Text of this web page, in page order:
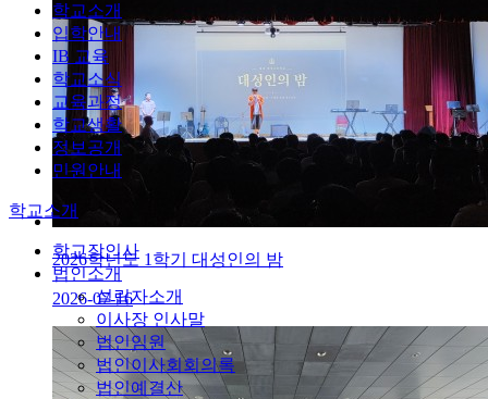
학교소개
입학안내
IB 교육
학교소식
교육과정
학교생활
정보공개
민원안내
학교소개
학교장인사
법인소개
설립자소개
이사장 인사말
법인임원
법인이사회회의록
법인예결산
2026학년도 1학기 대성인의 밤
2026-07-16